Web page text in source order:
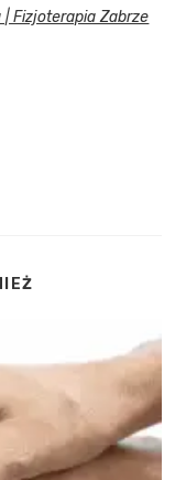
Fizjoterapia Zabrze